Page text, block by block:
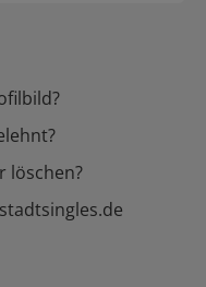
löschen?